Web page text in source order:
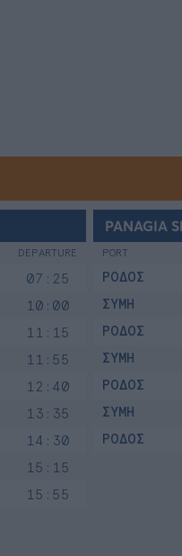
DEPARTURE
07:25
10:00
11:15
11:55
12:40
13:35
14:30
15:15
15:55
PANAGIA
PORT
ΡΟΔΟΣ
ΣΥΜΗ
ΡΟΔΟΣ
ΣΥΜΗ
ΡΟΔΟΣ
ΣΥΜΗ
ΡΟΔΟΣ